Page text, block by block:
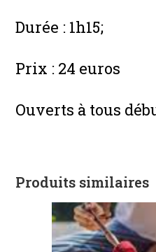
Durée : 1h15;
Prix : 24 euros
Ouverts à tous
Produits similaires